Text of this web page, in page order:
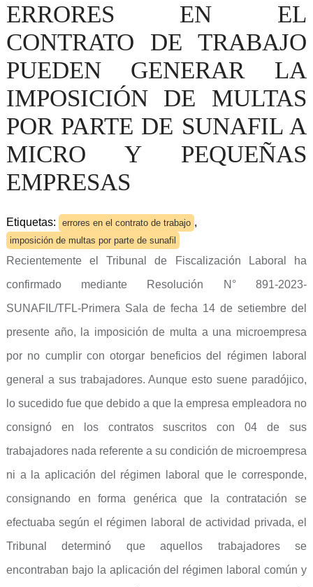
ERRORES EN EL
CONTRATO DE TRABAJO
PUEDEN GENERAR LA
IMPOSICIÓN DE MULTAS
POR PARTE DE SUNAFIL A
MICRO Y PEQUEÑAS
EMPRESAS
Etiquetas: errores en el contrato de trabajo ,
imposición de multas por parte de sunafil
Recientemente el Tribunal de Fiscalización Laboral ha
confirmado mediante Resolución N° 891-2023-
SUNAFIL/TFL-Primera Sala de fecha 14 de setiembre del
presente año, la imposición de multa a una microempresa
por no cumplir con otorgar beneficios del régimen laboral
general a sus trabajadores. Aunque esto suene paradójico,
lo sucedido fue que debido a que la empresa empleadora no
consignó en los contratos suscritos con 04 de sus
trabajadores nada referente a su condición de microempresa
ni a la aplicación del régimen laboral que le corresponde,
consignando en forma genérica que la contratación se
efectuaba según el régimen laboral de actividad privada, el
Tribunal determinó que aquellos trabajadores se
encontraban bajo la aplicación del régimen laboral común y